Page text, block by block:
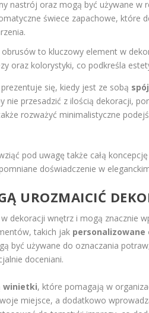
nastrój oraz mogą być używane w
świece zapachowe, które
to kluczowy element w
oraz kolorystyki, co podkreśla
się, kiedy jest ze sobą
nie przesadzić z ilością dekoracji,
rozważyć minimalistyczne
pod uwagę także całą
doświadczenie w
UROZMAICIĆ
dekoracji wnętrz i mogą znacznie
takich jak
być używane do oznaczania
doceniani.
winietki, które pomagają w
miejsce, a dodatkowo